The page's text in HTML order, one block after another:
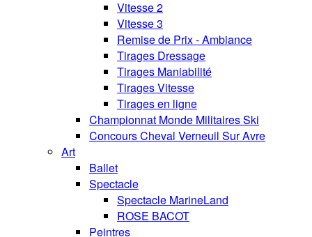
Vitesse 2
Vitesse 3
Remise de Prix - Ambiance
Tirages Dressage
Tirages Maniabilité
Tirages Vitesse
Tirages en ligne
Championnat Monde Militaires Ski
Concours Cheval Verneuil Sur Avre
Art
Ballet
Spectacle
Spectacle MarineLand
ROSE BACOT
Peintres